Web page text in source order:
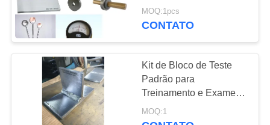
NÓS
EXCURSÃO
FÁBRICA
MOQ:1pcs
CONTATO
Kit de Bloco de Teste
Padrão para
Treinamento e Exame
de Inspeção por Líquido
Penetrante PT
MOQ:1